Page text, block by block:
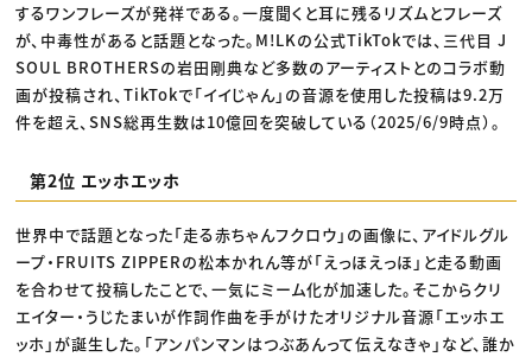
するワンフレーズが発祥である。一度聞くと耳に残るリズムとフレーズ
が、中毒性があると話題となった。M!LKの公式TikTokでは、三代目 J
SOUL BROTHERSの岩田剛典など多数のアーティストとのコラボ動
画が投稿され、TikTokで「イイじゃん」の音源を使用した投稿は9.2万
件を超え、SNS総再生数は10億回を突破している（2025/6/9時点）。
第2位 エッホエッホ
世界中で話題となった「走る赤ちゃんフクロウ」の画像に、アイドルグル
ープ・FRUITS ZIPPERの松本かれん等が「えっほえっほ」と走る動画
を合わせて投稿したことで、一気にミーム化が加速した。そこからクリ
エイター・うじたまいが作詞作曲を手がけたオリジナル音源「エッホエ
ッホ」が誕生した。「アンパンマンはつぶあんって伝えなきゃ」など、誰か